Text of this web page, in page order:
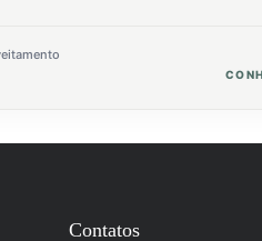
Contatos